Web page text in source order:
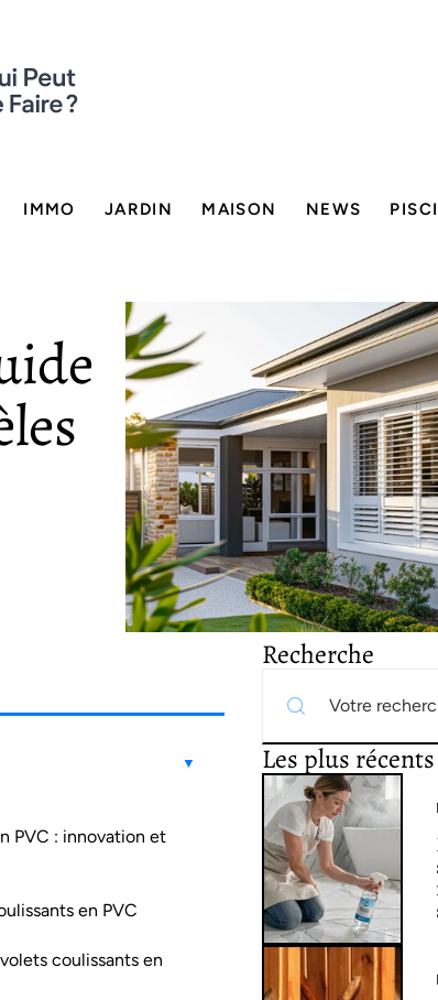
IMMO JARDIN MAISON NEWS
PVC : innovation et
en PVC
coulissants en
Recherche
Les plus récents